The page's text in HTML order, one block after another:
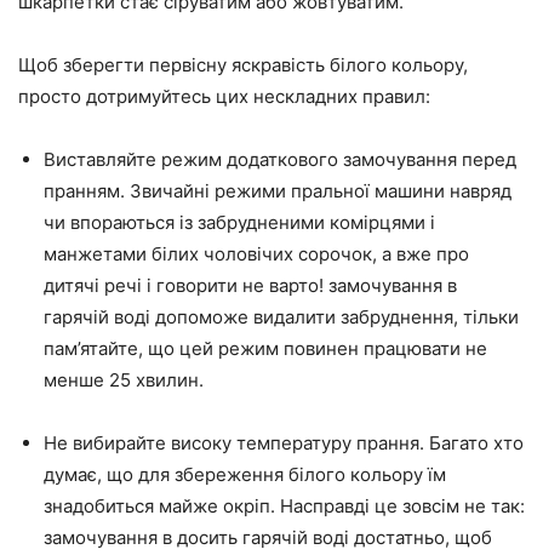
Щоб зберегти первісну яскравість білого кольору,
просто дотримуйтесь цих нескладних правил:
Виставляйте режим додаткового замочування перед
пранням. Звичайні режими пральної машини навряд
чи впораються із забрудненими комірцями і
манжетами білих чоловічих сорочок, а вже про
дитячі речі і говорити не варто! замочування в
гарячій воді допоможе видалити забруднення, тільки
пам’ятайте, що цей режим повинен працювати не
менше 25 хвилин.
Не вибирайте високу температуру прання. Багато хто
думає, що для збереження білого кольору їм
знадобиться майже окріп. Насправді це зовсім не так:
замочування в досить гарячій воді достатньо, щоб